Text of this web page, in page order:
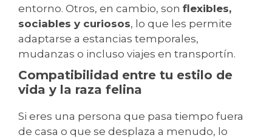
entorno. Otros, en cambio, son flexibles,
sociables y curiosos, lo que les permite
adaptarse a estancias temporales,
mudanzas o incluso viajes en transportín.
Compatibilidad entre tu estilo de
vida y la raza felina
Si eres una persona que pasa tiempo fuera
de casa o que se desplaza a menudo, lo